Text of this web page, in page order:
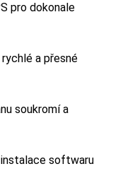
pro dokonale
a přesné
soukromí a
softwaru